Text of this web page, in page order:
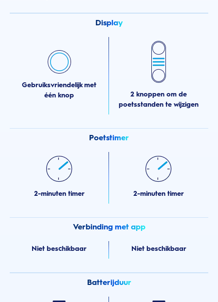
Display
Gebruiksvriendelijk met
één knop
2 knoppen om de
poetsstanden te wijzigen
Poetstimer
2-minuten timer 2-minuten timer
Verbinding met app
Niet beschikbaar Niet beschikbaar
Batterijduur